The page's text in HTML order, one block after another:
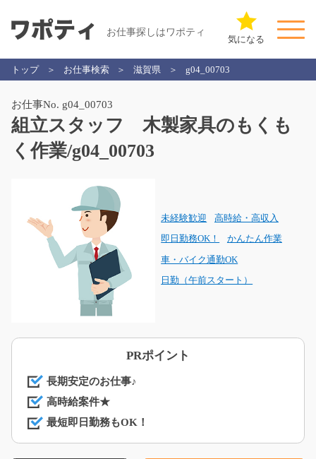
お仕事探しはワポティ
気になる
トップ お仕事検索 滋賀県 g04_00703
お仕事No. g04_00703
組立スタッフ 木製家具のもくも
く作業/g04_00703
未経験歓迎 高時給・高収入
即日勤務OK！ かんたん作業
車・バイク通勤OK
日勤（午前スタート）
PRポイント
長期安定のお仕事♪
高時給案件★
最短即日勤務もOK！